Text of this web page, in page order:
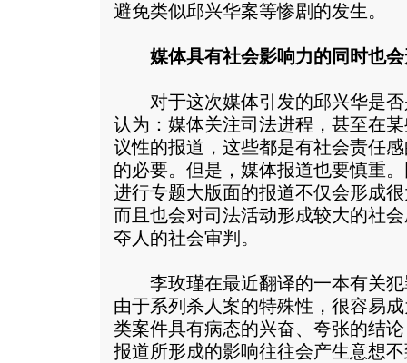
避免类似邱兴华案等惨剧的发生。
媒体具有社会影响力的同时也
对于这次媒体引发的邱兴华是否
认为：媒体关注司法进程，甚至在
议性的报道，这些都是有社会责任
的必要。但是，媒体报道也要慎重
进行专题大版面的报道不仅会形成
而且也会对司法活动形成较大的社
夺人的社会审判。
李玫瑾在最近翻译的一本有关犯
由于系列杀人案的特殊性，很容易
类案件具有病态的兴奋、夸张的结
报道所形成的影响往往会产生意想